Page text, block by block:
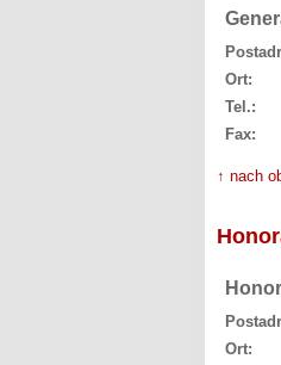
Ort:
Tel.:
Fax:
↑ nach
Ort: